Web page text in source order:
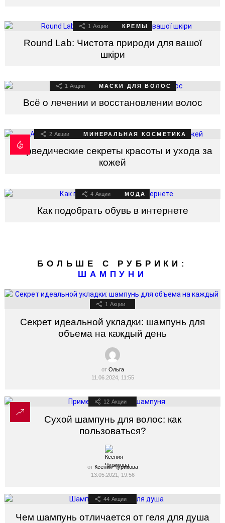
1 Акции КРЕМЫ
Round Lab: Чистота природи для вашої
шкіри
1 Акции МАСКИ ДЛЯ ВОЛОС
Всё о лечении и восстановлении волос
2 Акции МИНЕРАЛЬНАЯ КОСМЕТИКА
Аюрведические секреты красоты и ухода за
кожей
4 Акции МОДА
Как подобрать обувь в интернете
БОЛЬШЕ С РУБРИКИ:
ШАМПУНИ
1 Акции
Секрет идеальной укладки: шампунь для
объема на каждый день
от Ольга
11.06.2024, 11:55
12 Акции
Сухой шампунь для волос: как
пользоваться?
от Ксения Чурикова
13.05.2021, 19:56
44 Акции
Чем шампунь отличается от геля для душа